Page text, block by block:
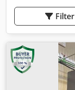
Filter